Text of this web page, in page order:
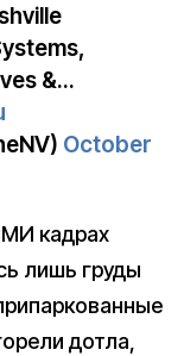
&…
October
кадрах
лишь груды
дотла,